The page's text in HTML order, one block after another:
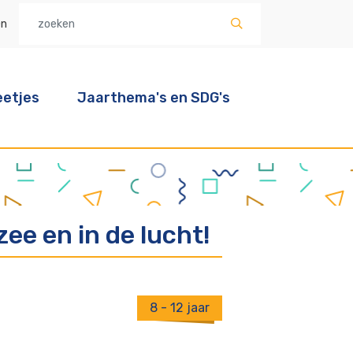
Jaarthema's en SDG's
en in de lucht!
8 - 12 jaar